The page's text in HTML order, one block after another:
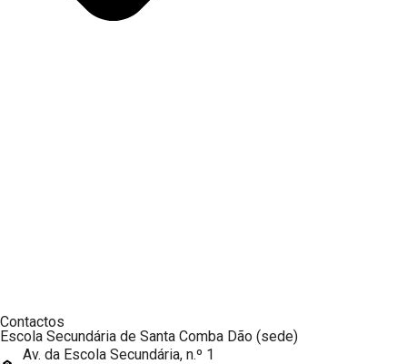
Contactos
Escola Secundária de Santa Comba Dão (sede)
Av. da Escola Secundária, n.º 1